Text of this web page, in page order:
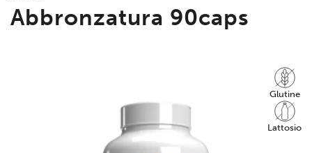
Abbronzatura 90caps
Glutine
Lattosio